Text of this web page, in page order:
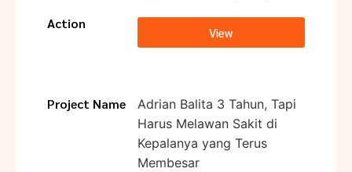
Action
View
Project Name
Adrian Balita 3 Tahun, Tapi
Harus Melawan Sakit di
Kepalanya yang Terus
Membesar